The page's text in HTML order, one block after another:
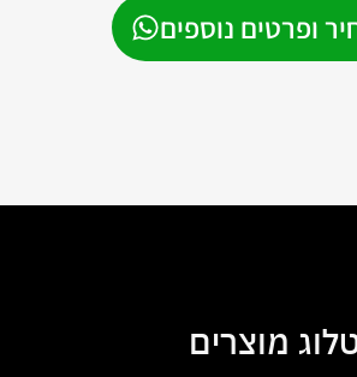
ופרטים נוספים
מוצרים